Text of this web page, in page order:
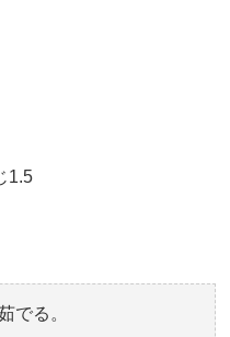
1.5
でる。